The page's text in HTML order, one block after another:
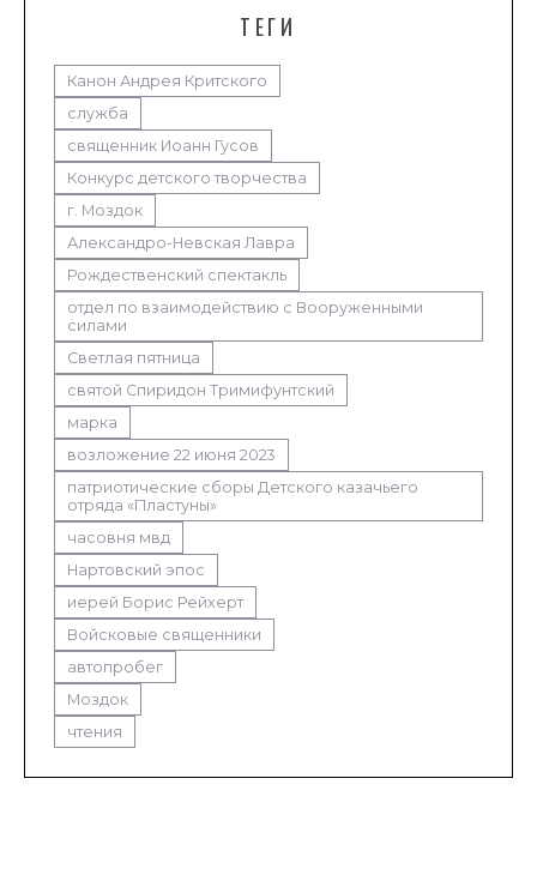
ТЕГИ
Канон Андрея Критского
служба
священник Иоанн Гусов
Конкурс детского творчества
г. Моздок
Александро-Невская Лавра
Рождественский спектакль
отдел по взаимодействию с Вооруженными
силами
Светлая пятница
святой Спиридон Тримифунтский
марка
возложение 22 июня 2023
патриотические сборы Детского казачьего
отряда «Пластуны»
часовня мвд
Нартовский эпос
иерей Борис Рейхерт
Войсковые священники
автопробег
Моздок
чтения